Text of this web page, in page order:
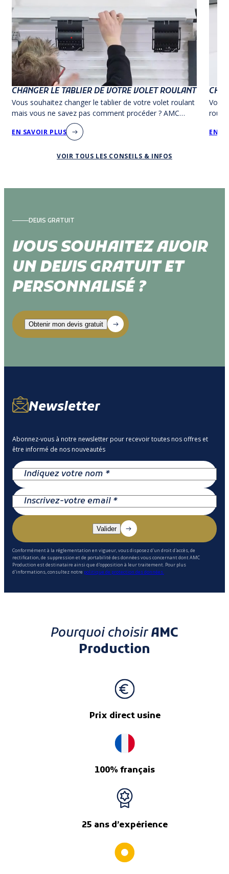
CHANGER LE TABLIER DE VOTRE VOLET ROULANT
Vous souhaitez changer le tablier de votre volet roulant
mais vous ne savez pas comment procéder ? AMC
Production vous a préparé un tutoriel !
EN SAVOIR PLUS
Vous
EN
VOIR TOUS LES CONSEILS & INFOS
DEVIS GRATUIT
VOUS SOUHAITEZ AVOIR
UN DEVIS GRATUIT ET
PERSONNALISÉ ?
Newsletter
Abonnez-vous à notre newsletter pour recevoir toutes nos offres et
être informé de nos nouveautés
Conformément à la réglementation en vigueur, vous disposez d'un droit d'accès, de
rectification, de suppression et de portabilité des données vous concernant dont AMC
Production est destinataire ainsi que d'opposition à leur traitement. Pour plus
d'informations, consultez notre politique de protection des données.
Pourquoi choisirAMC
Production
Prix direct usine
100% français
25 ans d’expérience